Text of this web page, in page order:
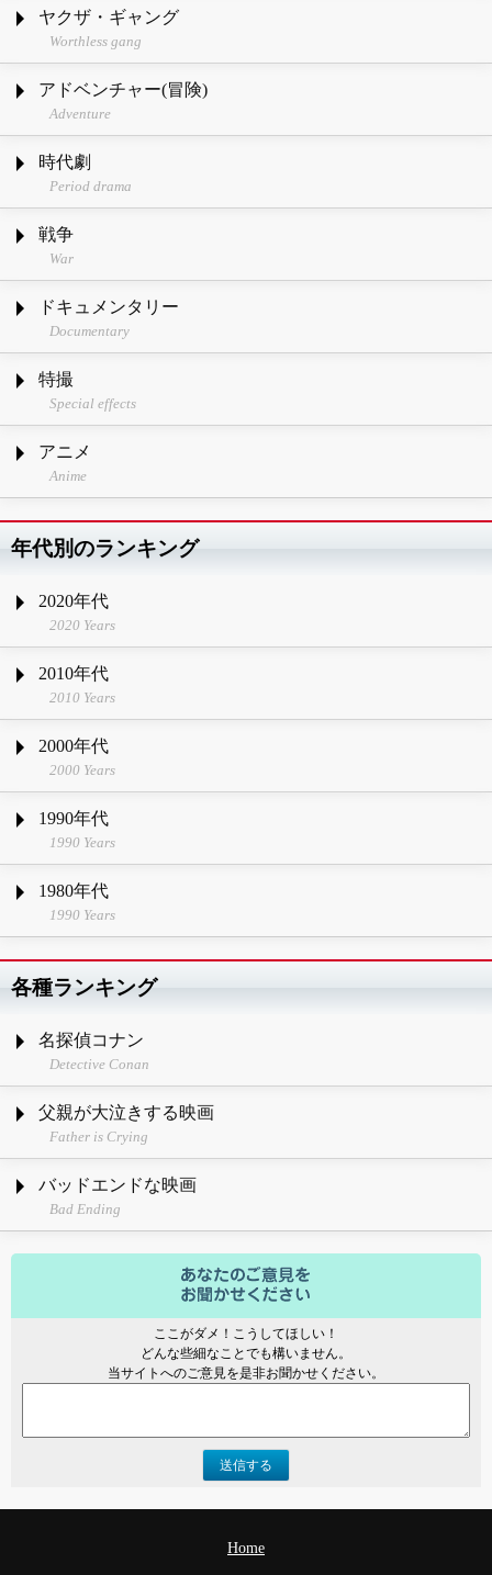
ヤクザ・ギャング
Worthless gang
アドベンチャー(冒険)
Adventure
時代劇
Period drama
戦争
War
ドキュメンタリー
Documentary
特撮
Special effects
アニメ
Anime
年代別のランキング
2020年代
2020 Years
2010年代
2010 Years
2000年代
2000 Years
1990年代
1990 Years
1980年代
1990 Years
各種ランキング
名探偵コナン
Detective Conan
父親が大泣きする映画
Father is Crying
バッドエンドな映画
Bad Ending
ここがダメ！こうしてほしい！
どんな些細なことでも構いません。
当サイトへのご意見を是非お聞かせください。
送信する
Home